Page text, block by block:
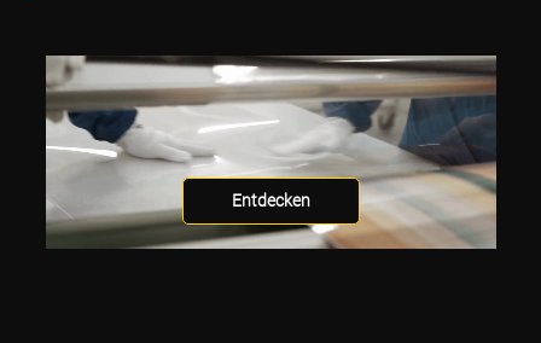
Entdecken